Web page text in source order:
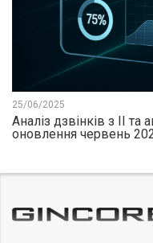
25/06/2025
Аналіз дзвінків з ІІ та
оновлення червень